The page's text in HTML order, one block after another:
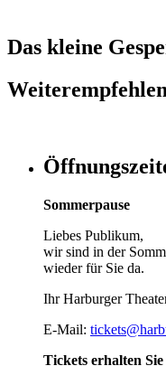
Das kleine
Sommerpause
Liebes Publikum,
wir sind in der
wieder für Sie da.
Ihr Harburger
E-Mail:
Tickets erhalten